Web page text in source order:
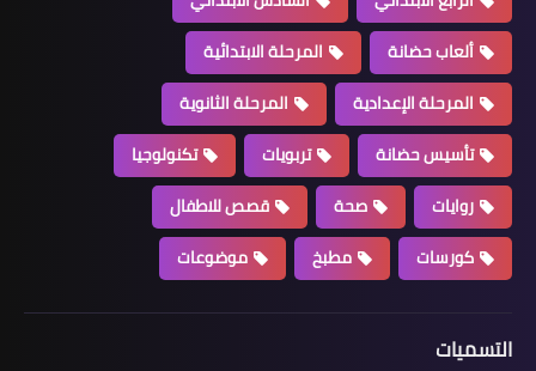
ألعاب حضانة
المرحلة الابتدائية
المرحلة الإعدادية
المرحلة الثانوية
تأسيس حضانة
تربويات
تكنولوجيا
روايات
صحة
قصص للاطفال
كورسات
مطبخ موضوعات
التسميات